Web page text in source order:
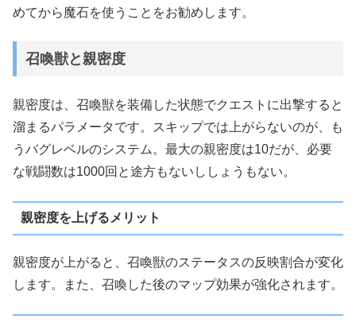
めてから魔石を使うことをお勧めします。
召喚獣と親密度
親密度は、召喚獣を装備した状態でクエストに出撃すると
溜まるパラメータです。スキップでは上がらないのが、も
うバグレベルのシステム。最大の親密度は10だが、必要
な戦闘数は1000回と途方もないししょうもない。
親密度を上げるメリット
親密度が上がると、召喚獣のステータスの反映割合が変化
します。また、召喚した後のマップ効果が強化されます。